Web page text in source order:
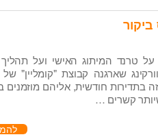
טרנד המיתוג האישי ועל תהליך
שארגנה קבוצת "קומליין"
בתדירות חודשית, אליהם מוזמנים
קשרים …